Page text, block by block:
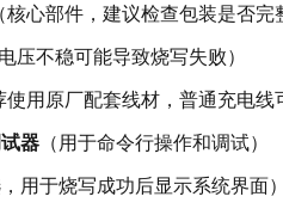
（核心部件，建议检查包装是否完
电压不稳可能导致烧写失败）
使用原厂配套线材，普通充电
器 （用于命令行操作和调试）
，用于烧写成功后显示系统界面